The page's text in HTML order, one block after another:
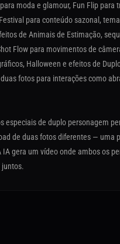
moda e glamour, Fun Flip para
para conteúdo sazonal,
de Animais de Estimação,
Flow para movimentos de
Halloween e efeitos de
fotos para interações como
especiais de duplo personagem
de duas fotos diferentes — uma
IA gera um vídeo onde ambos os